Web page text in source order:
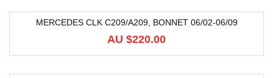
MERCEDES CLK C209/A209, BONNET 06/02-06/09
AU $220.00